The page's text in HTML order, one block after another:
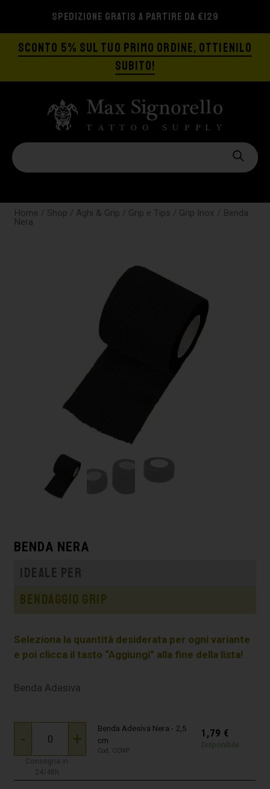
SPEDIZIONE GRATIS A PARTIRE DA €129
SCONTO 5% SUL TUO PRIMO ORDINE, OTTIENILO
SUBITO!
Home / Shop / Aghi & Grip / Grip e Tips / Grip Inox / Benda
Nera
BENDA NERA
Ideale per
Bendaggio grip
Seleziona la quantità desiderata per ogni variante
e poi clicca il tasto “Aggiungi” alla fine della lista!
Benda Adesiva
- +
Consegna in
24/48h
Benda Adesiva Nera - 2,5
cm
Cod. CCNP
1,79 €
Disponibile